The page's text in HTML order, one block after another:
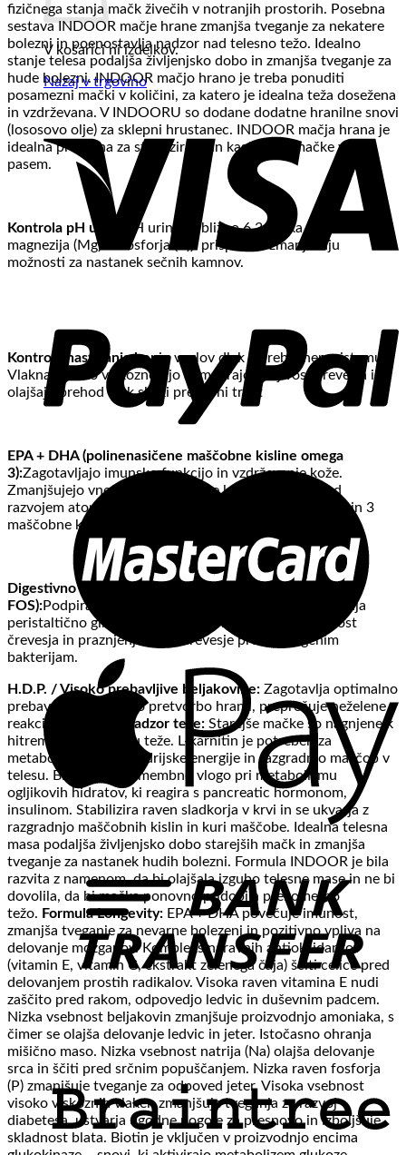
V košarici ni izdelkov.
Nazaj v trgovino
fizičnega stanja mačk živečih v notranjih prostorih. Posebna
sestava INDOOR mačje hrane zmanjša tveganje za nekatere
bolezni in poenostavlja nadzor nad telesno težo. Idealno
stanje telesa podaljša življenjsko dobo in zmanjša tveganje za
hude bolezni. INDOOR mačjo hrano je treba ponuditi
posamezni mački v količini, za katero je idealna teža dosežena
in vzdrževana. V INDOORU so dodane dodatne hranilne snovi
(lososovo olje) za sklepni hrustanec. INDOOR mačja hrana je
idealna prehrana za sterilizirane in kastrirane mačke vseh
pasem.
Kontrola pH urina
(pH urina približno 6.3, nizka raven
magnezija (Mg) in fosforja (P)): prispeva k zmanjšanju
možnosti za nastanek sečnih kamnov.
Kontrola nastajanja kepin vozlov dlak v prebavnem sistemu:
Vlakna z nizko viskoznostjo stimulirajo gibljivost črevesja in
olajšajo prehod dlak skozi prebavni trakt
EPA + DHA (polinenasičene maščobne kisline omega
3):Zagotavljajo imunsko funkcijo in vzdrževanje kože.
Zmanjšujejo vnetne reakcije, ki se lahko pojavijo med
razvojem atopijskih bolezni in osteoartritisa. Omega 6 in 3
maščobne kisline so prisotne v idealnem razmerju 5: 1.
Digestivno zdravje, obogateno s prebiotiki (MOS +
FOS):Podpira rast koristnih bakterij v črevesju. Spodbuja
peristaltično gibanje, ki ima pozitiven vpliv na aktivnost
črevesja in praznjenje. Ščiti črevesje proti patogenim
bakterijam.
H.D.P. / Visoko prebavljive beljakovine: Zagotavlja optimalno
prebavo in učinkovito pretvorbo hranil, preprečuje neželene
reakcije na hrano.
Nadzor teže: Starejše mačke so nagnjene k
hitremu pridobivanju teže. L-karnitin je potreben za
metabolizem mitohondrijske energije in razgradnjo maščob v
telesu. Biotin igra pomembno vlogo pri metabolizmu
ogljikovih hidratov, ki reagira s pancreatic hormonom,
insulinom. Stabilizira raven sladkorja v krvi in ​​se ukvarja z
razgradnjo maščobnih kislin in kuri maščobe. Idealna telesna
masa podaljša življenjsko dobo starejših mačk in zmanjša
tveganje za nastanek hudih bolezni. Formula INDOOR je bila
razvita z namenom, da bi olajšala izgubo telesne mase in ne bi
dovolila, da bi mačka ponovno pridobila prekomerno
težo. Formula Longevity: EPA + DHA povečuje imunost,
zmanjša tveganje za nevarne bolezeni in pozitivno vpliva na
delovanje možganov. Kompleks naravnih antioksidantov
(vitamin E, vitamin C, ekstrakt zelenega čaja) ščiti celice pred
delovanjem prostih radikalov. Visoka raven vitamina E nudi
zaščito pred rakom, odpovedjo ledvic in duševnim padcem.
Nizka vsebnost beljakovin zmanjšuje proizvodnjo amoniaka, s
čimer se olajša delovanje ledvic in jeter. Istočasno ohranja
mišično maso. Nizka vsebnost natrija (Na) olajša delovanje
srca in ščiti pred srčnim popuščanjem. Nizka raven fosforja
(P) zmanjšuje tveganje za odpoved jeter. Visoka vsebnost
visoko viskoznih vlaken zmanjšuje tveganja za razvoj
diabetesa, ustvarja ugodne pogoje za presnovo in izboljšuje
skladnost blata. Biotin je vključen v proizvodnjo encima